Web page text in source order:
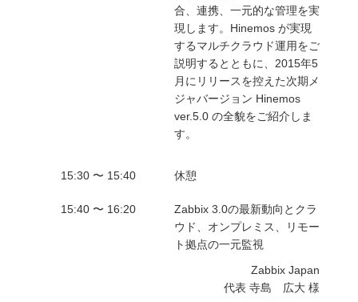
合、連携、一元的な管理を実
現します。Hinemos が実現
するマルチクラウド運用をご
説明するとともに、2015年5
月にリリースを控えた次期メ
ジャバージョン Hinemos
ver.5.0 の全貌をご紹介しま
す。
15:30 〜 15:40 休憩
15:40 〜 16:20
Zabbix 3.0の最新動向とクラ
ウド、オンプレミス、リモー
ト拠点の一元監視
Zabbix Japan
代表 寺島 広大 様